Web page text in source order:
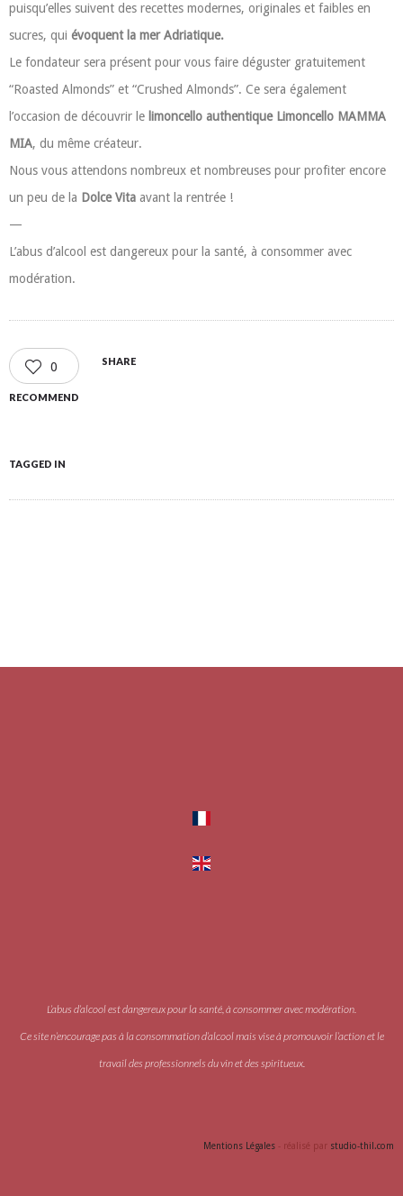
puisqu’elles suivent des recettes modernes, originales et faibles en
sucres, qui évoquent la mer Adriatique.
Le fondateur sera présent pour vous faire déguster gratuitement
“Roasted Almonds” et “Crushed Almonds”. Ce sera également
l’occasion de découvrir le limoncello authentique Limoncello MAMMA
MIA, du même créateur.
Nous vous attendons nombreux et nombreuses pour profiter encore
un peu de la Dolce Vita avant la rentrée !
—
L’abus d’alcool est dangereux pour la santé, à consommer avec
modération.
0
RECOMMEND
SHARE
TAGGED IN
L’abus d’alcool est dangereux pour la santé, à consommer avec modération.
Ce site n’encourage pas à la consommation d’alcool mais vise à promouvoir l’action et le
travail des professionnels du vin et des spiritueux.
Mentions Légales - réalisé par studio-thil.com